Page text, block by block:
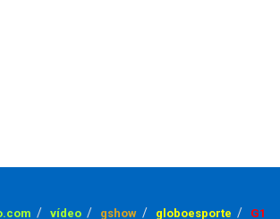
vídeo gshow globoesporte G1